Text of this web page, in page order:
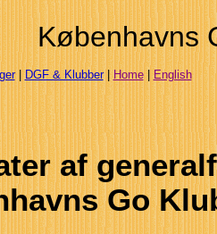
Københavns
|DGF & Klubber|Home| English
af
Go